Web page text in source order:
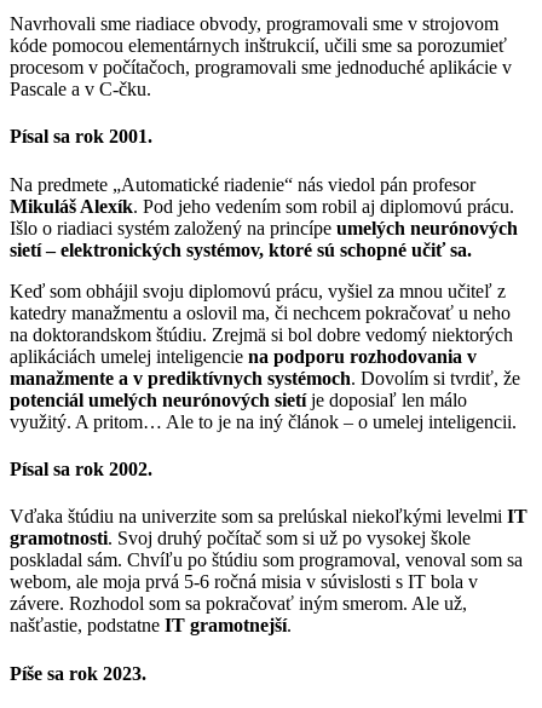
Navrhovali sme riadiace obvody, programovali sme v strojovom
kóde pomocou elementárnych inštrukcií, učili sme sa porozumieť
procesom v počítačoch, programovali sme jednoduché aplikácie v
Pascale a v C-čku.
Písal sa rok 2001.
Na predmete „Automatické riadenie“ nás viedol pán profesor
Mikuláš Alexík. Pod jeho vedením som robil aj diplomovú prácu.
Išlo o riadiaci systém založený na princípe umelých neurónových
sietí – elektronických systémov, ktoré sú schopné učiť sa.
Keď som obhájil svoju diplomovú prácu, vyšiel za mnou učiteľ z
katedry manažmentu a oslovil ma, či nechcem pokračovať u neho
na doktorandskom štúdiu. Zrejmä si bol dobre vedomý niektorých
aplikáciách umelej inteligencie na podporu rozhodovania v
manažmente a v prediktívnych systémoch. Dovolím si tvrdiť, že
potenciál umelých neurónových sietíje doposiaľ len málo
využitý. A pritom… Ale to je na iný článok – o umelej inteligencii.
Písal sa rok 2002.
Vďaka štúdiu na univerzite som sa prelúskal niekoľkými levelmi IT
gramotnosti. Svoj druhý počítač som si už po vysokej škole
poskladal sám. Chvíľu po štúdiu som programoval, venoval som sa
webom, ale moja prvá 5-6 ročná misia v súvislosti s IT bola v
závere. Rozhodol som sa pokračovať iným smerom. Ale už,
našťastie, podstatne IT gramotnejší.
Píše sa rok 2023.